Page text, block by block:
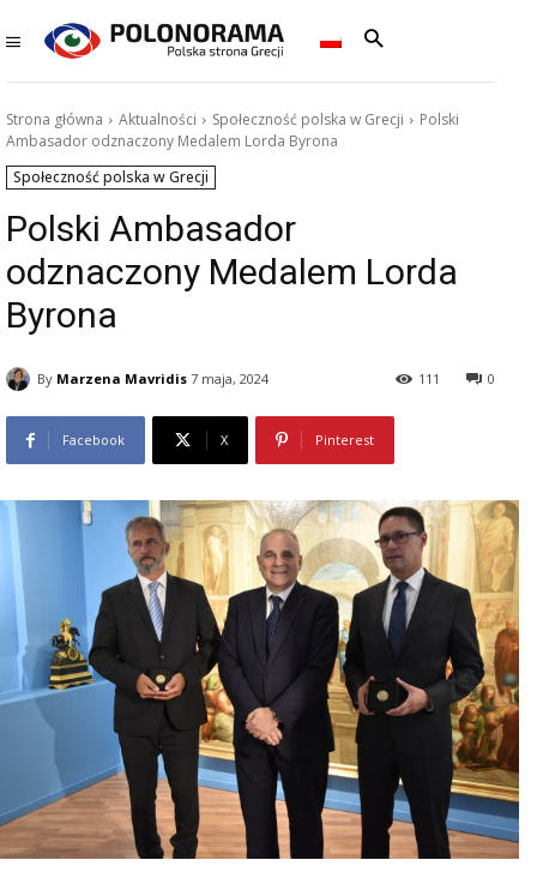
Strona główna Aktualności Społeczność polska w Grecji
Polski
Ambasador odznaczony Medalem Lorda Byrona
Społeczność polska w Grecji
Polski Ambasador
odznaczony Medalem Lorda
Byrona
By Marzena Mavridis 7 maja, 2024 0
111
Facebook X Pinterest